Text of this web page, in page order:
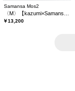
Samansa Mos2
￥13,200